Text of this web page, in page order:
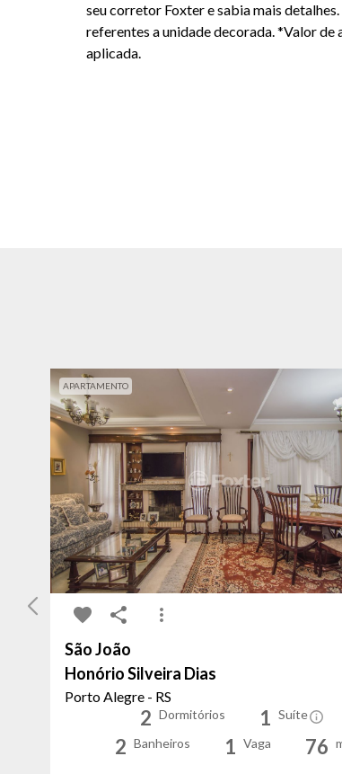
seu corretor Foxter e sabia mais
referentes a unidade decorada. *Valor
aplicada.
APARTAMENTO
São João
Honório Silveira Dias
Porto Alegre - RS
2 Dormitórios 1 Suíte
2 Banheiros 1 Vaga 76